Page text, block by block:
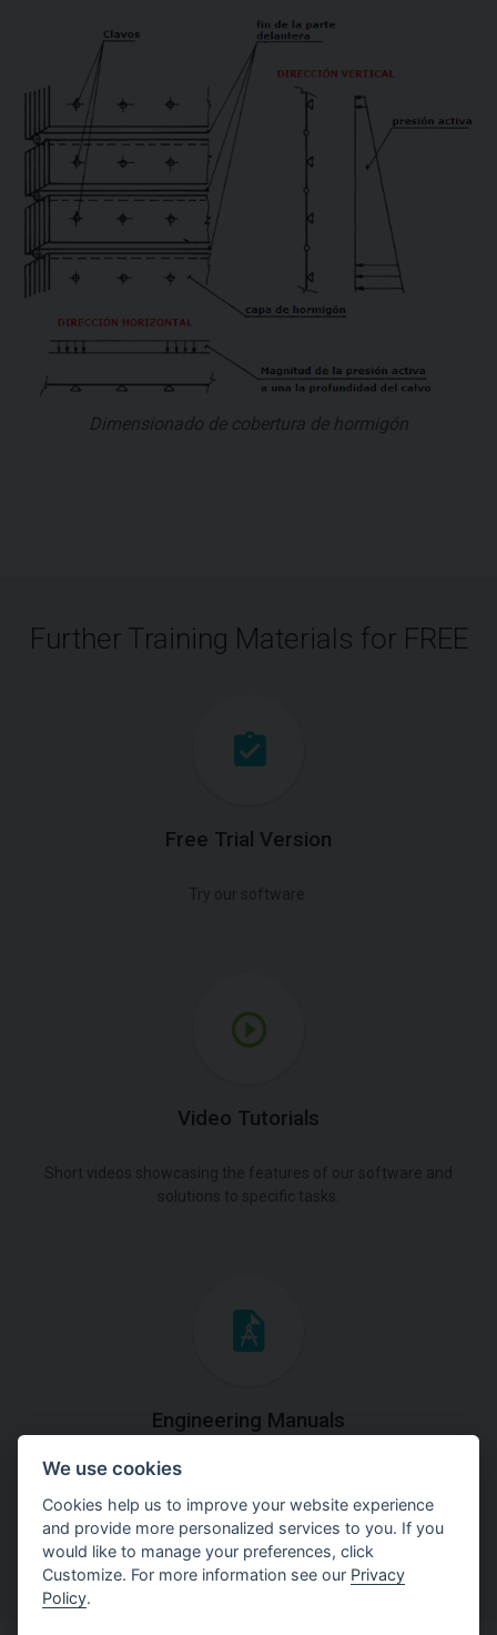
Dimensionado de cobertura de hormigón
Further Training Materials for FREE
Free Trial Version
Video Tutorials
Engineering Manuals
Step by steps guides on how
to solve a specific tasks.
We use cookies
Cookies help us to improve your website experience
and provide more personalized services to you. If you
would like to manage your preferences, click
Customize. For more information see our Privacy
Policy.